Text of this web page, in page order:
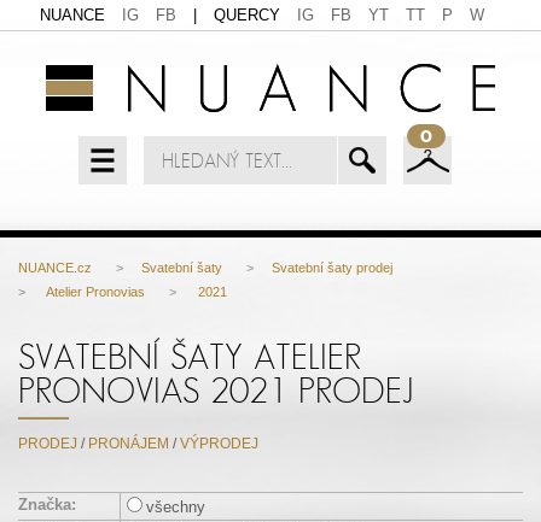
NUANCE IG FB QUERCY IG FB YT TT P W
0
NUANCE.cz > Svatební šaty > Svatební šaty prodej
>
Atelier Pronovias > 2021
SVATEBNÍ ŠATY ATELIER
PRONOVIAS 2021 PRODEJ
PRODEJ / PRONÁJEM /VÝPRODEJ
Značka:
všechny